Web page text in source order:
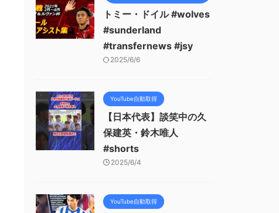
トミー・ドイル #wolves
#sunderland
#transfernews #jsy
2025/6/6
YouTube自動取得
【日本代表】談笑中の久
保建英・鈴木唯人
#shorts
2025/6/4
YouTube自動取得